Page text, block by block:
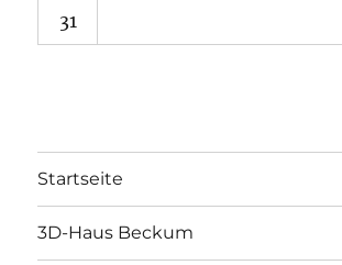
31
Startseite
3D-Haus Beckum